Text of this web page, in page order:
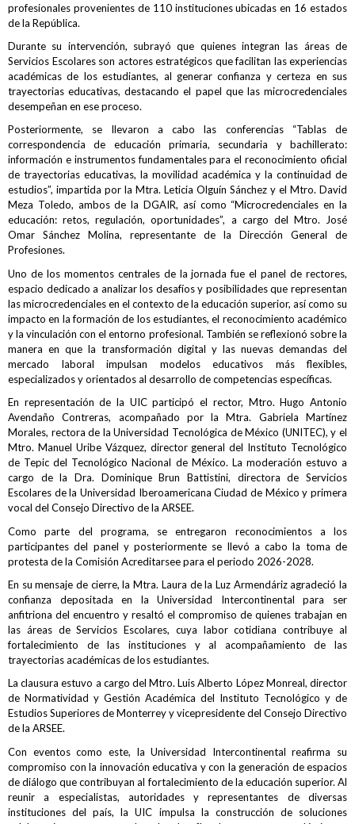
profesionales provenientes de 110 instituciones ubicadas en 16 estados
de la República.
Durante su intervención, subrayó que quienes integran las áreas de
Servicios Escolares son actores estratégicos que facilitan las experiencias
académicas de los estudiantes, al generar confianza y certeza en sus
trayectorias educativas, destacando el papel que las microcredenciales
desempeñan en ese proceso.
Posteriormente, se llevaron a cabo las conferencias “Tablas de
correspondencia de educación primaria, secundaria y bachillerato:
información e instrumentos fundamentales para el reconocimiento oficial
de trayectorias educativas, la movilidad académica y la continuidad de
estudios”, impartida por la Mtra. Leticia Olguín Sánchez y el Mtro. David
Meza Toledo, ambos de la DGAIR, así como “Microcredenciales en la
educación: retos, regulación, oportunidades”, a cargo del Mtro. José
Omar Sánchez Molina, representante de la Dirección General de
Profesiones.
Uno de los momentos centrales de la jornada fue el panel de rectores,
espacio dedicado a analizar los desafíos y posibilidades que representan
las microcredenciales en el contexto de la educación superior, así como su
impacto en la formación de los estudiantes, el reconocimiento académico
y la vinculación con el entorno profesional. También se reflexionó sobre la
manera en que la transformación digital y las nuevas demandas del
mercado laboral impulsan modelos educativos más flexibles,
especializados y orientados al desarrollo de competencias específicas.
En representación de la UIC participó el rector, Mtro. Hugo Antonio
Avendaño Contreras, acompañado por la Mtra. Gabriela Martínez
Morales, rectora de la Universidad Tecnológica de México (UNITEC), y el
Mtro. Manuel Uribe Vázquez, director general del Instituto Tecnológico
de Tepic del Tecnológico Nacional de México. La moderación estuvo a
cargo de la Dra. Dominique Brun Battistini, directora de Servicios
Escolares de la Universidad Iberoamericana Ciudad de México y primera
vocal del Consejo Directivo de la ARSEE.
Como parte del programa, se entregaron reconocimientos a los
participantes del panel y posteriormente se llevó a cabo la toma de
protesta de la Comisión Acreditarsee para el periodo 2026-2028.
En su mensaje de cierre, la Mtra. Laura de la Luz Armendáriz agradeció la
confianza depositada en la Universidad Intercontinental para ser
anfitriona del encuentro y resaltó el compromiso de quienes trabajan en
las áreas de Servicios Escolares, cuya labor cotidiana contribuye al
fortalecimiento de las instituciones y al acompañamiento de las
trayectorias académicas de los estudiantes.
La clausura estuvo a cargo del Mtro. Luis Alberto López Monreal, director
de Normatividad y Gestión Académica del Instituto Tecnológico y de
Estudios Superiores de Monterrey y vicepresidente del Consejo Directivo
de la ARSEE.
Con eventos como este, la Universidad Intercontinental reafirma su
compromiso con la innovación educativa y con la generación de espacios
de diálogo que contribuyan al fortalecimiento de la educación superior. Al
reunir a especialistas, autoridades y representantes de diversas
instituciones del país, la UIC impulsa la construcción de soluciones